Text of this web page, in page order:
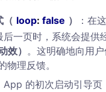
（ loop: false ）
：在
后一页时，系统会提供
效） 。这明确地向用
物理反馈。
App 的初次启动引导